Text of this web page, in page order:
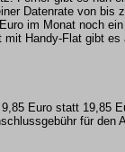
Datenrate von bis
im Monat noch
Handy-Flat gibt es
Euro statt 19,85
für den